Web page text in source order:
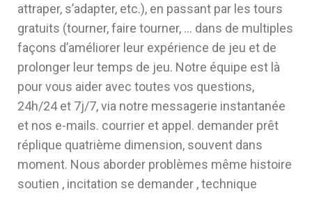
attraper, s’adapter, etc.), en passant par les tours
gratuits (tourner, faire tourner, … dans de multiples
façons d’améliorer leur expérience de jeu et de
prolonger leur temps de jeu. Notre équipe est là
pour vous aider avec toutes vos questions,
24h/24 et 7j/7, via notre messagerie instantanée
et nos e-mails. courrier et appel. demander prêt
réplique quatrième dimension, souvent dans
moment. Nous aborder problèmes même histoire
soutien , incitation se demander , technique